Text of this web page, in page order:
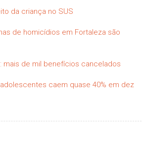
da criança no SUS
de homicídios em Fortaleza são
mais de mil benefícios cancelados
caem quase 40% em dez